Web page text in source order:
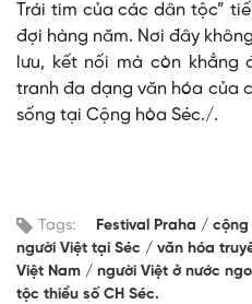
Trái tim của các dân tộc”
đợi hàng năm. Nơi đây
lưu, kết nối mà còn khẳng
tranh đa dạng văn hóa của
sống tại Cộng hòa Séc./.
Tags: Festival Praha
cộng
người Việt tại Séc
văn hóa
Việt Nam
người Việt ở nước
tộc thiểu số CH Séc.